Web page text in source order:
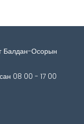
Балдан-Осорын
08 00 - 17 00